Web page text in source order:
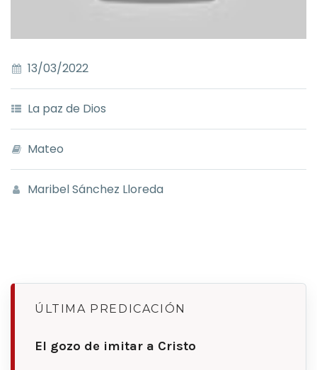
13/03/2022
La paz de Dios
Mateo
Maribel Sánchez Lloreda
ÚLTIMA PREDICACIÓN
El gozo de imitar a Cristo